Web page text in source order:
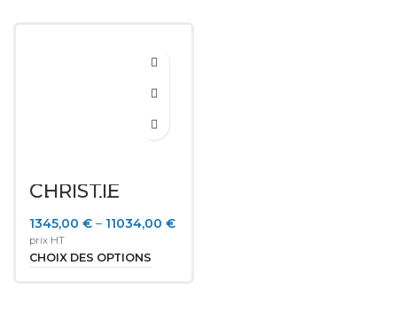
CHRISTIE
Objectif zoom
– Séries Jazz
et Korus
1345,00 € – 11034,00 €
prix HT
CHOIX DES OPTIONS